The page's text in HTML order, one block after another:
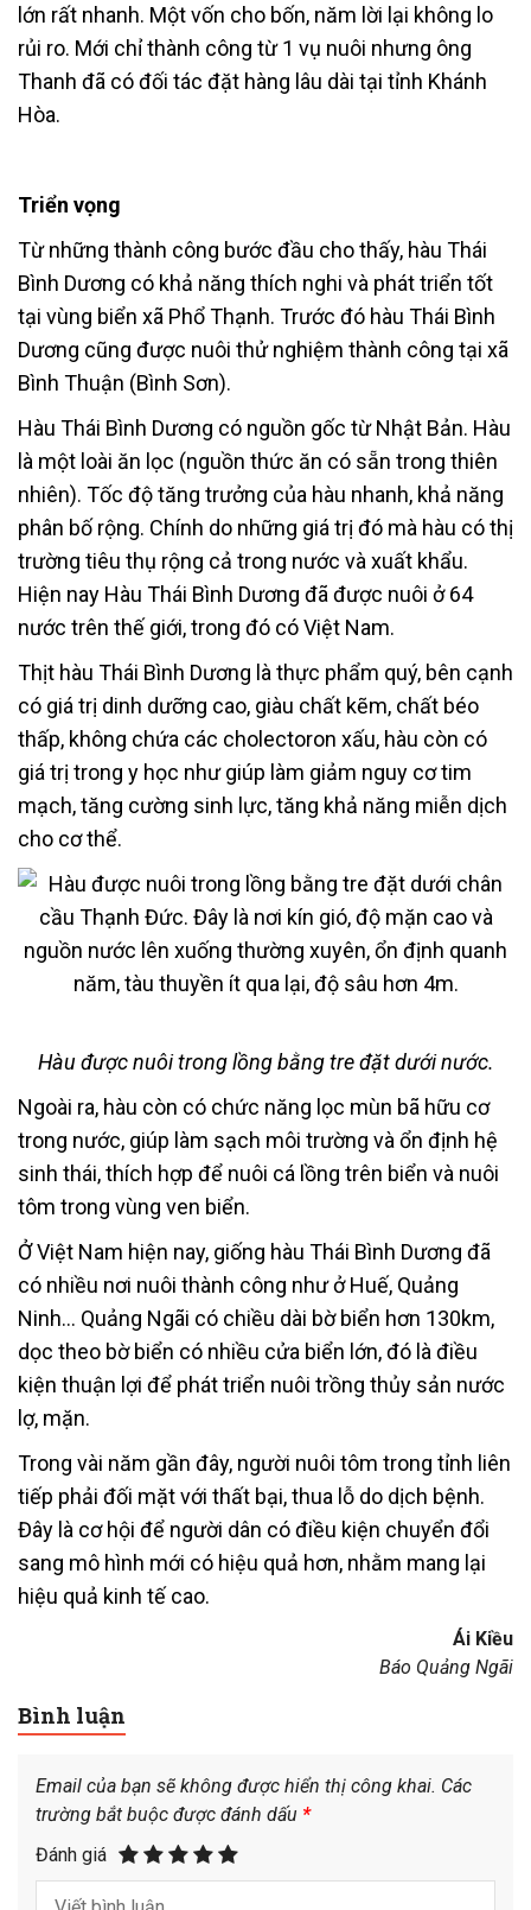
lớn rất nhanh. Một vốn cho bốn, năm lời lại không lo
rủi ro. Mới chỉ thành công từ 1 vụ nuôi nhưng ông
Thanh đã có đối tác đặt hàng lâu dài tại tỉnh Khánh
Hòa.
Triển vọng
Từ những thành công bước đầu cho thấy, hàu Thái
Bình Dương có khả năng thích nghi và phát triển tốt
tại vùng biển xã Phổ Thạnh. Trước đó hàu Thái Bình
Dương cũng được nuôi thử nghiệm thành công tại xã
Bình Thuận (Bình Sơn).
Hàu Thái Bình Dương có nguồn gốc từ Nhật Bản. Hàu
là một loài ăn lọc (nguồn thức ăn có sẵn trong thiên
nhiên). Tốc độ tăng trưởng của hàu nhanh, khả năng
phân bố rộng. Chính do những giá trị đó mà hàu có thị
trường tiêu thụ rộng cả trong nước và xuất khẩu.
Hiện nay Hàu Thái Bình Dương đã được nuôi ở 64
nước trên thế giới, trong đó có Việt Nam.
Thịt hàu Thái Bình Dương là thực phẩm quý, bên cạnh
có giá trị dinh dưỡng cao, giàu chất kẽm, chất béo
thấp, không chứa các cholectoron xấu, hàu còn có
giá trị trong y học như giúp làm giảm nguy cơ tim
mạch, tăng cường sinh lực, tăng khả năng miễn dịch
cho cơ thể.
Hàu được nuôi trong lồng bằng tre đặt dưới nước.
Ngoài ra, hàu còn có chức năng lọc mùn bã hữu cơ
trong nước, giúp làm sạch môi trường và ổn định hệ
sinh thái, thích hợp để nuôi cá lồng trên biển và nuôi
tôm trong vùng ven biển.
Ở Việt Nam hiện nay, giống hàu Thái Bình Dương đã
có nhiều nơi nuôi thành công như ở Huế, Quảng
Ninh… Quảng Ngãi có chiều dài bờ biển hơn 130km,
dọc theo bờ biển có nhiều cửa biển lớn, đó là điều
kiện thuận lợi để phát triển nuôi trồng thủy sản nước
lợ, mặn.
Trong vài năm gần đây, người nuôi tôm trong tỉnh liên
tiếp phải đối mặt với thất bại, thua lỗ do dịch bệnh.
Đây là cơ hội để người dân có điều kiện chuyển đổi
sang mô hình mới có hiệu quả hơn, nhằm mang lại
hiệu quả kinh tế cao.
Ái Kiều
Báo Quảng Ngãi
Bình luận
Email của bạn sẽ không được hiển thị công khai. Các
trường bắt buộc được đánh dấu *
Đánh giá